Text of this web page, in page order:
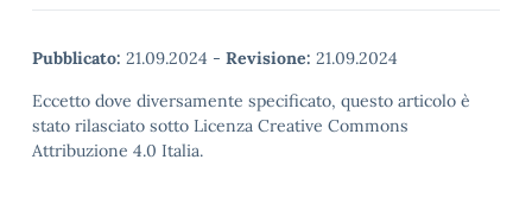
Pubblicato: 21.09.2024 - Revisione: 21.09.2024
Eccetto dove diversamente specificato, questo articolo è
stato rilasciato sotto Licenza Creative Commons
Attribuzione 4.0 Italia.